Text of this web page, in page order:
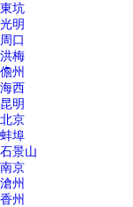
東坑
光明
周口
洪梅
儋州
海西
昆明
北京
蚌埠
石景山
南京
滄州
香州